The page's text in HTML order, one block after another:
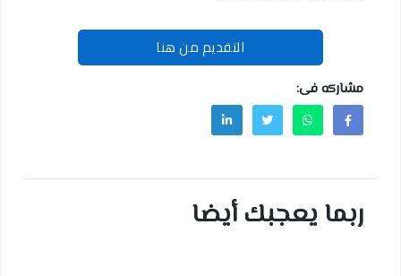
التقديم من هنا
مشاركه فى:
ربما يعجبك أيضا